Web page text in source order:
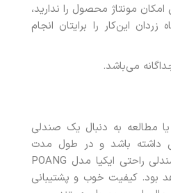
امکان مونتاژ محصول را ندارید،
این‌کار را برایتان انجام
می‌باشد.
مطالعه به دنبال یک صندلی
داشته باشد و در طول مدت
استفاده خسته نشوید، صندلی راحتی ایکیا مدل POANG
بود. کیفیت خوب و پشتیبانی